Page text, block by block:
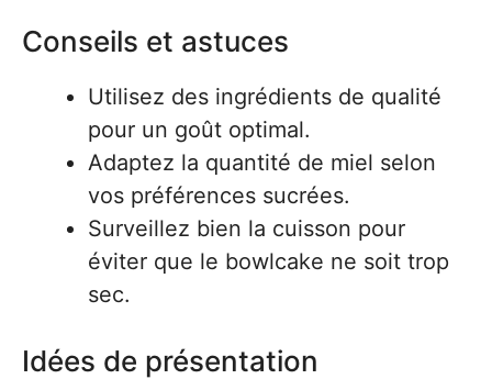
Conseils et astuces
Utilisez des ingrédients de qualité
pour un goût optimal.
Adaptez la quantité de miel selon
vos préférences sucrées.
Surveillez bien la cuisson pour
éviter que le bowlcake ne soit trop
sec.
Idées de présentation